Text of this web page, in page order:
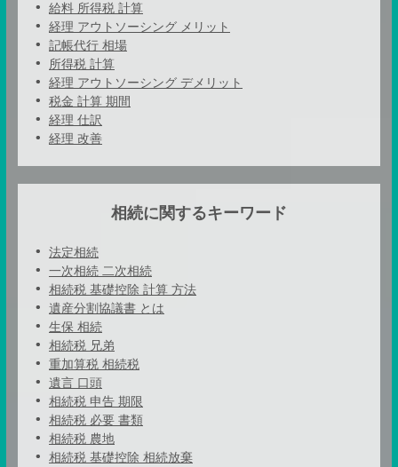
給料 所得税 計算
経理 アウトソーシング メリット
記帳代行 相場
所得税 計算
経理 アウトソーシング デメリット
税金 計算 期間
経理 仕訳
経理 改善
相続に関するキーワード
法定相続
一次相続 二次相続
相続税 基礎控除 計算 方法
遺産分割協議書 とは
生保 相続
相続税 兄弟
重加算税 相続税
遺言 口頭
相続税 申告 期限
相続税 必要 書類
相続税 農地
相続税 基礎控除 相続放棄